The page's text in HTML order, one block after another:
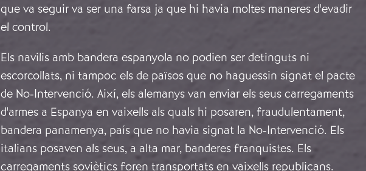
que va seguir va ser una farsa ja que hi havia moltes maneres d'evadir
el control.
Els navilis amb bandera espanyola no podien ser detinguts ni
escorcollats, ni tampoc els de països que no haguessin signat el pacte
de No-Intervenció. Així, els alemanys van enviar els seus carregaments
d'armes a Espanya en vaixells als quals hi posaren, fraudulentament,
bandera panamenya, país que no havia signat la No-Intervenció. Els
italians posaven als seus, a alta mar, banderes franquistes. Els
carregaments soviètics foren transportats en vaixells republicans.